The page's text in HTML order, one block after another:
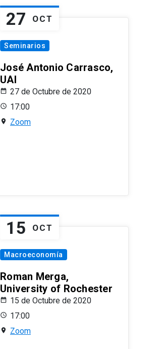
27 OCT
Seminarios
José Antonio Carrasco,
UAI
27 de Octubre de 2020
17:00
Zoom
15 OCT
Macroeconomía
Roman Merga,
University of Rochester
15 de Octubre de 2020
17:00
Zoom